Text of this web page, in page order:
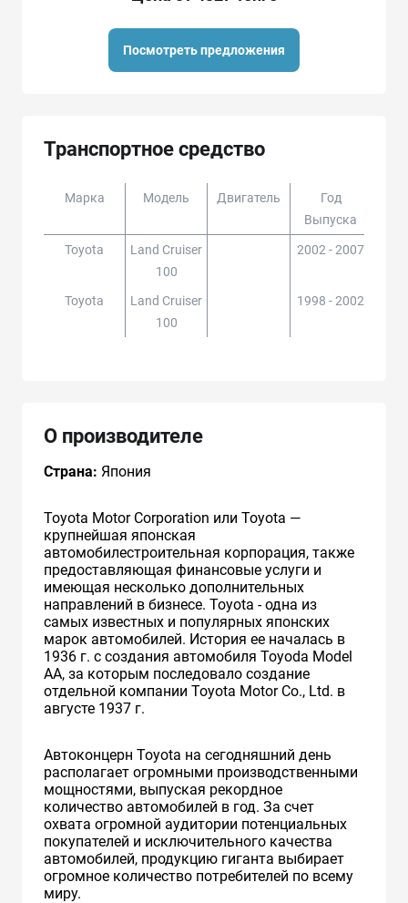
Посмотреть предложения
Транспортное средство
Марка Модель Двигатель
Год
Выпуска
Toyota
Land Cruiser
100
2002 - 2007
Toyota
Land Cruiser
100
1998 - 2002
О производителе
Страна: Япония
Toyota Motor Corporation или Toyota —
крупнейшая японская
автомобилестроительная корпорация, также
предоставляющая финансовые услуги и
имеющая несколько дополнительных
направлений в бизнесе. Toyota - одна из
самых известных и популярных японских
марок автомобилей. История ее началась в
1936 г. с создания автомобиля Toyoda Model
AA, за которым последовало создание
отдельной компании Toyota Motor Co., Ltd. в
августе 1937 г.
Автоконцерн Toyota на сегодняшний день
располагает огромными производственными
мощностями, выпуская рекордное
количество автомобилей в год. За счет
охвата огромной аудитории потенциальных
покупателей и исключительного качества
автомобилей, продукцию гиганта выбирает
огромное количество потребителей по всему
миру.